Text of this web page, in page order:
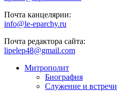
Почта канцелярии:
info@le-eparchy.ru
Почта редактора сайта:
lipelep48@gmail.com
Митрополит
Биография
Служение и встречи